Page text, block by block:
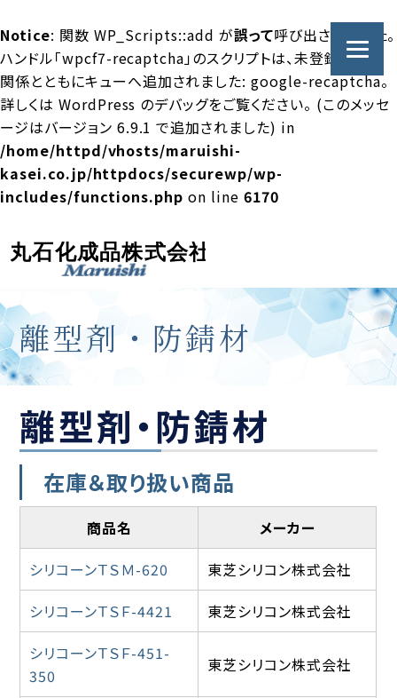
Notice: 関数 WP_Scripts::add が誤って呼び出されました。
ハンドル「wpcf7-recaptcha」のスクリプトは、未登録の依存
関係とともにキューへ追加されました: google-recaptcha。
詳しくは WordPress のデバッグをご覧ください。 (このメッセ
ージはバージョン 6.9.1 で追加されました) in
/home/httpd/vhosts/maruishi-
kasei.co.jp/httpdocs/securewp/wp-
includes/functions.php on line 6170
離型剤・防錆材
離型剤・防錆材
在庫＆取り扱い商品
商品名
メーカー
シリコーンＴＳＭ-620
東芝シリコン株式会社
シリコーンＴＳＦ-4421
東芝シリコン株式会社
シリコーンＴＳＦ-451-
350
東芝シリコン株式会社